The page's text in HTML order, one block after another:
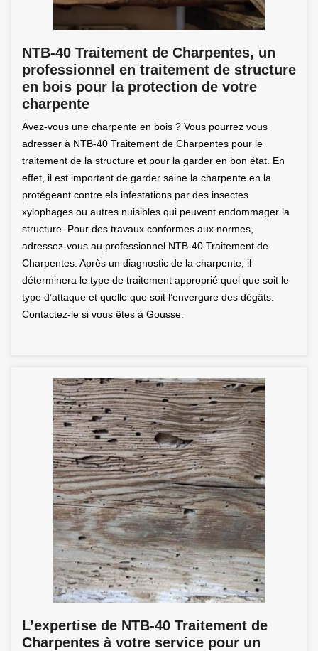
NTB-40 Traitement de Charpentes, un
professionnel en traitement de structure
en bois pour la protection de votre
charpente
Avez-vous une charpente en bois ? Vous pourrez vous
adresser à NTB-40 Traitement de Charpentes pour le
traitement de la structure et pour la garder en bon état. En
effet, il est important de garder saine la charpente en la
protégeant contre els infestations par des insectes
xylophages ou autres nuisibles qui peuvent endommager la
structure. Pour des travaux conformes aux normes,
adressez-vous au professionnel NTB-40 Traitement de
Charpentes. Après un diagnostic de la charpente, il
déterminera le type de traitement approprié quel que soit le
type d’attaque et quelle que soit l’envergure des dégâts.
Contactez-le si vous êtes à Gousse.
L’expertise de NTB-40 Traitement de
Charpentes à votre service pour un